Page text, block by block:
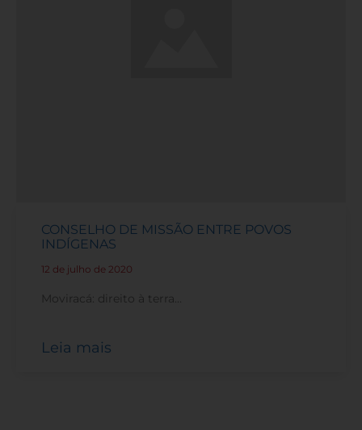
CONSELHO DE MISSÃO ENTRE POVOS
INDÍGENAS
12 de julho de 2020
Moviracá: direito à terra…
Leia mais